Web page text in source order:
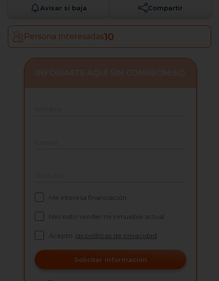
Avisar si baja Compartir
Persona Interesadas10
Me interesa financiación
Necesito vender mi inmueble actual
Acepto las políticas de privacidad
Solicitar información